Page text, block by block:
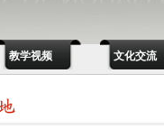
教学视频 文化交流